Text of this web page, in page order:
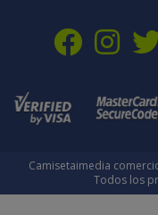
Camisetaimedia
Todos los